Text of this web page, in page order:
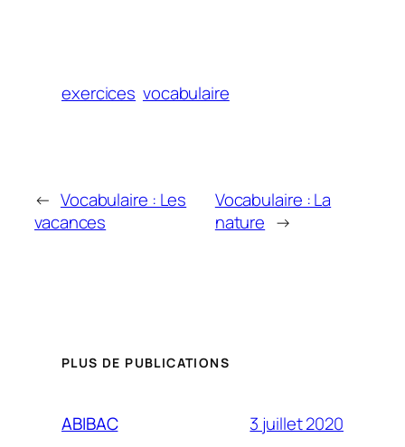
exercices vocabulaire
← Vocabulaire : Les
vacances
Vocabulaire : La
nature →
PLUS DE PUBLICATIONS
ABIBAC 3 juillet 2020